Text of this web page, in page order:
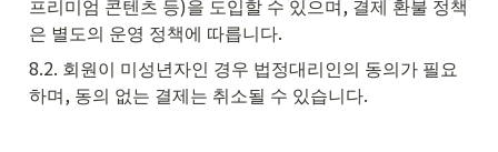
프리미엄 콘텐츠 등)을 도입할 수 있으며, 결제 환불 정책
은 별도의 운영 정책에 따릅니다.
8.2. 회원이 미성년자인 경우 법정대리인의 동의가 필요
하며, 동의 없는 결제는 취소될 수 있습니다.